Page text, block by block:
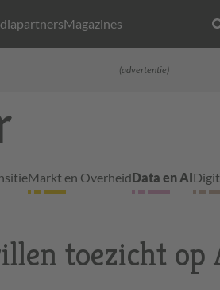
Magazines
(advertentie)
Markt en OverheidData en AI
toezicht op